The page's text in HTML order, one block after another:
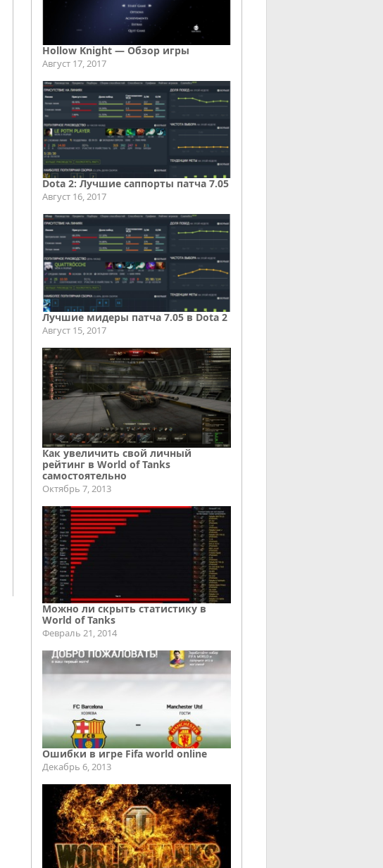
Hollow Knight — Обзор игры
Август 17, 2017
Dota 2: Лучшие саппорты патча 7.05
Август 16, 2017
Лучшие мидеры патча 7.05 в Dota 2
Август 15, 2017
Как увеличить свой личный
рейтинг в World of Tanks
самостоятельно
Октябрь 7, 2013
Можно ли скрыть статистику в
World of Tanks
Февраль 21, 2014
Ошибки в игре Fifa world online
Декабрь 6, 2013